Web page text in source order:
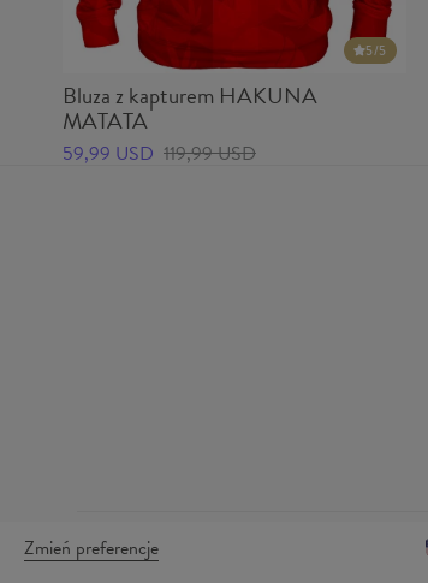
5/5
Bluza z kapturem HAKUNA
MATATA
59,99 USD 119,99 USD
Zmień preferencje